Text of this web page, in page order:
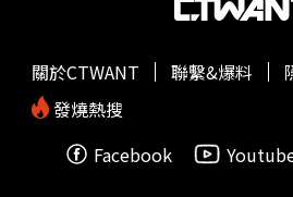
關於CTWANT 聯繫&爆料
發燒熱搜
Facebook